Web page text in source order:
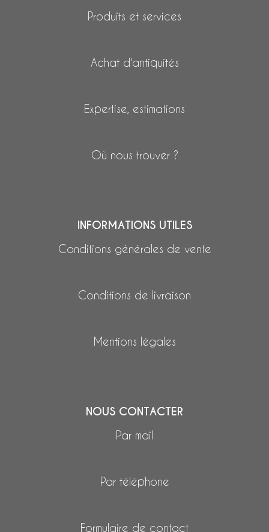
Produits et services
Achat d'antiquités
Expertise, estimations
Où nous trouver ?
INFORMATIONS UTILES
Conditions générales de vente
Conditions de livraison
Mentions légales
NOUS CONTACTER
Par mail
Par téléphone
Formulaire de contact